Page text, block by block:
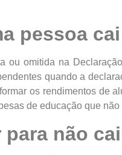
pessoa
ou omitida na
quando a
os rendimentos de
de educação que
para não